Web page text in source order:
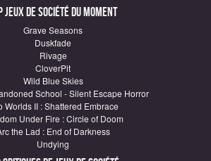
Jeux de société du moment
Grave Seasons
Duskfade
Rivage
CloverPit
Wild Blue Skies
School - Silent Escape Horror
Worlds II : Shattered Embrace
Under Fire : Circle of Doom
the Lad : End of Darkness
Undying